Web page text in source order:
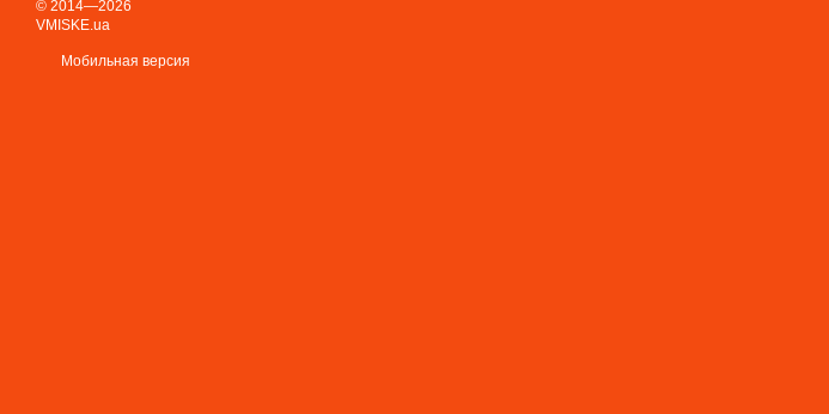
© 2014—2026
VMISKE.ua
Мобильная версия